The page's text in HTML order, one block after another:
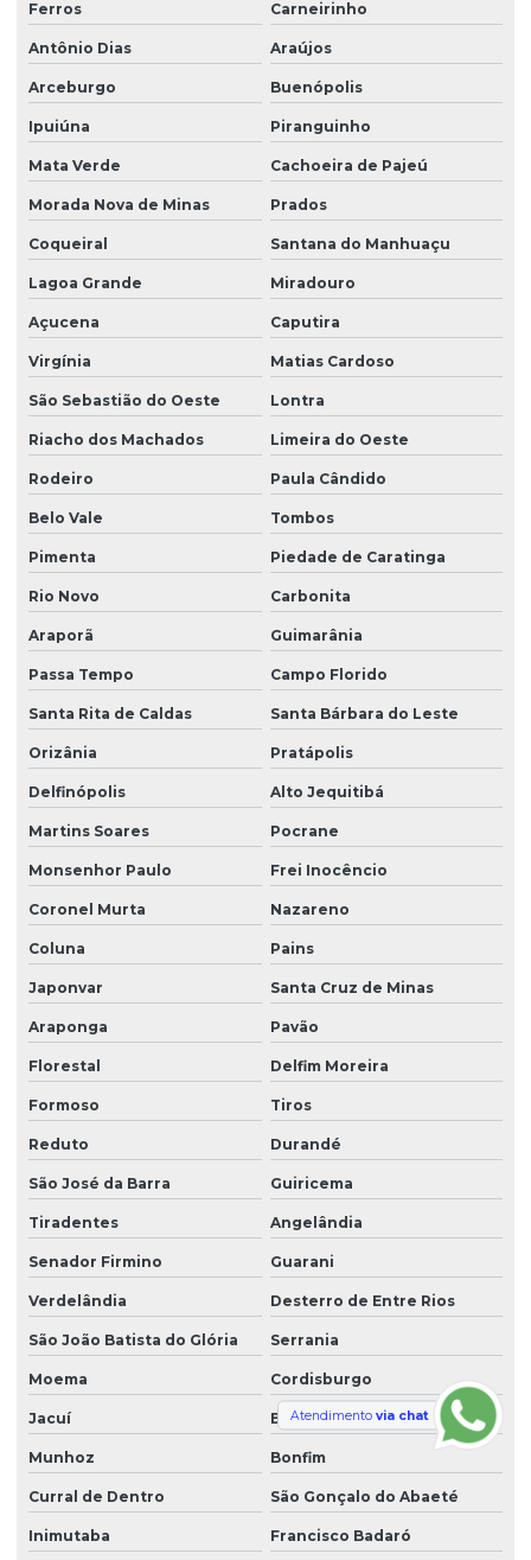
Ferros Carneirinho
Antônio Dias Araújos
Arceburgo Buenópolis
Ipuiúna Piranguinho
Mata Verde Cachoeira de Pajeú
Morada Nova de Minas Prados
Coqueiral Santana do Manhuaçu
Lagoa Grande Miradouro
Açucena Caputira
Virgínia Matias Cardoso
São Sebastião do Oeste Lontra
Riacho dos Machados Limeira do Oeste
Rodeiro Paula Cândido
Belo Vale Tombos
Pimenta Piedade de Caratinga
Rio Novo Carbonita
Araporã Guimarânia
Passa Tempo Campo Florido
Santa Rita de Caldas Santa Bárbara do Leste
Orizânia Pratápolis
Delfinópolis Alto Jequitibá
Martins Soares Pocrane
Monsenhor Paulo Frei Inocêncio
Coronel Murta Nazareno
Coluna Pains
Japonvar Santa Cruz de Minas
Araponga Pavão
Florestal Delfim Moreira
Formoso Tiros
Reduto Durandé
São José da Barra Guiricema
Tiradentes Angelândia
Senador Firmino Guarani
Verdelândia Desterro de Entre Rios
São João Batista do Glória Serrania
Moema Cordisburgo
Jacuí Baldim
Munhoz Bonfim
Curral de Dentro São Gonçalo do Abaeté
Inimutaba Francisco Badaró
Atendimento via chat